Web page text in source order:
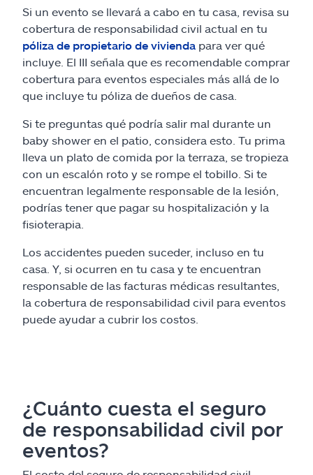
Si un evento se llevará a cabo en tu casa, revisa su
cobertura de responsabilidad civil actual en tu
póliza de propietario de vivienda para ver qué
incluye. El III señala que es recomendable comprar
cobertura para eventos especiales más allá de lo
que incluye tu póliza de dueños de casa.
Si te preguntas qué podría salir mal durante un
baby shower en el patio, considera esto. Tu prima
lleva un plato de comida por la terraza, se tropieza
con un escalón roto y se rompe el tobillo. Si te
encuentran legalmente responsable de la lesión,
podrías tener que pagar su hospitalización y la
fisioterapia.
Los accidentes pueden suceder, incluso en tu
casa. Y, si ocurren en tu casa y te encuentran
responsable de las facturas médicas resultantes,
la cobertura de responsabilidad civil para eventos
puede ayudar a cubrir los costos.
¿Cuánto cuesta el seguro
de responsabilidad civil por
eventos?